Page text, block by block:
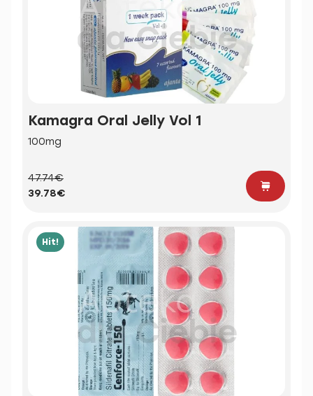
Kamagra Oral Jelly Vol 1
100mg
47.74€
39.78€
Hit!